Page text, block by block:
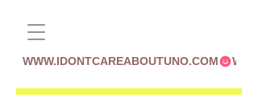
WWW.IDONTCAREABOUTUNO.COM